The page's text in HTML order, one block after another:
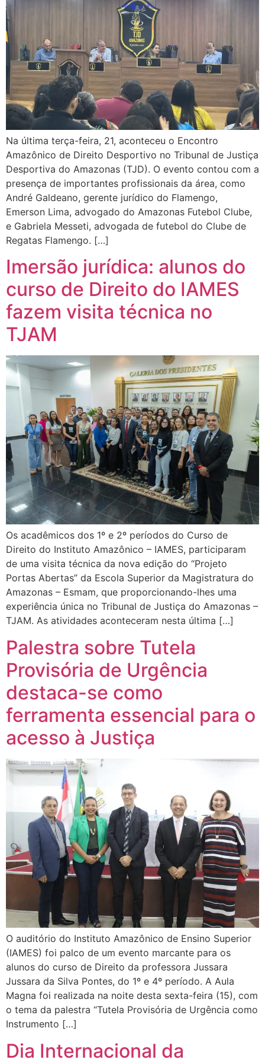
Na última terça-feira, 21, aconteceu o Encontro
Amazônico de Direito Desportivo no Tribunal de Justiça
Desportiva do Amazonas (TJD). O evento contou com a
presença de importantes profissionais da área, como
André Galdeano, gerente jurídico do Flamengo,
Emerson Lima, advogado do Amazonas Futebol Clube,
e Gabriela Messeti, advogada de futebol do Clube de
Regatas Flamengo. […]
Imersão jurídica: alunos do
curso de Direito do IAMES
fazem visita técnica no
TJAM
Os acadêmicos dos 1º e 2º períodos do Curso de
Direito do Instituto Amazônico – IAMES, participaram
de uma visita técnica da nova edição do “Projeto
Portas Abertas” da Escola Superior da Magistratura do
Amazonas – Esmam, que proporcionando-lhes uma
experiência única no Tribunal de Justiça do Amazonas –
TJAM. As atividades aconteceram nesta última […]
Palestra sobre Tutela
Provisória de Urgência
destaca-se como
ferramenta essencial para o
acesso à Justiça
O auditório do Instituto Amazônico de Ensino Superior
(IAMES) foi palco de um evento marcante para os
alunos do curso de Direito da professora Jussara
Jussara da Silva Pontes, do 1º e 4º período. A Aula
Magna foi realizada na noite desta sexta-feira (15), com
o tema da palestra “Tutela Provisória de Urgência como
Instrumento […]
Dia Internacional da